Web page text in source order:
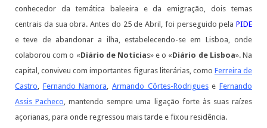
conhecedor da temática baleeira e da emigração, dois temas
centrais da sua obra. Antes do 25 de Abril, foi perseguido pela PIDE
e teve de abandonar a ilha, estabelecendo-se em Lisboa, onde
colaborou com o «Diário de Notícias» e o «Diário de Lisboa». Na
capital, conviveu com importantes figuras literárias, como Ferreira de
Castro
Fernando Namora ,Armando Côrtes-RodrigueseFernando
Assis Pacheco , mantendo sempre uma ligação forte às suas raízes
açorianas, para onde regressou mais tarde e fixou residência.